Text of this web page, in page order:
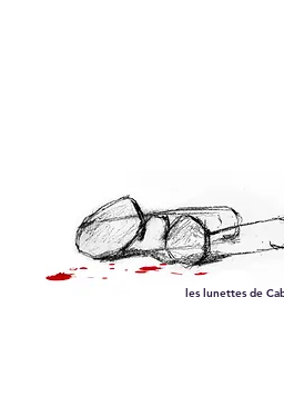
les lunettes de